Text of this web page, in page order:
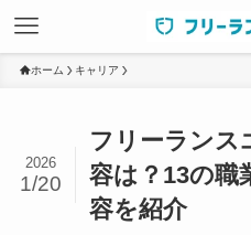
ホーム キャリア
フリーランス
容は？13の職
容を紹介
2026
1/20